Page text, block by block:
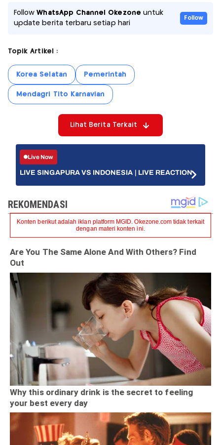
FollowWhatsApp Channel Okezone untuk
update berita terbaru setiap hari
Follow
Topik Artikel :
Korea Selatan Pemerintah
Mendagri Tito Karnavian
Lihat Berita Terkait
Live Now
LIVE SINGAPURA VS INDONESIA | LIVE REACTION